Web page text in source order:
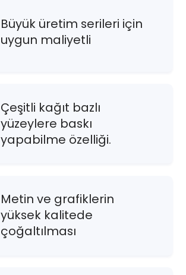
Büyük üretim serileri için
uygun maliyetli
Çeşitli kağıt bazlı
yüzeylere baskı
yapabilme özelliği.
Metin ve grafiklerin
yüksek kalitede
çoğaltılması